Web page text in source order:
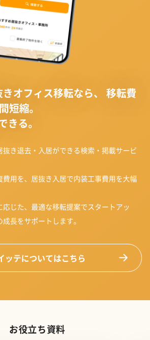
オフィス移転なら、
移転費
短縮。
きる。
き退去・入居ができる検索・掲載サービ
費用を、居抜き入居で内装工事費用を大幅
じた、最適な移転提案でスタートアッ
長をサポートします。
ッテについてはこちら
お役立ち資料